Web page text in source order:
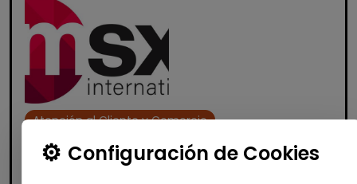
Atención al Cliente y Comercio
Consultoría y Asesoría
Configuración de Cookies